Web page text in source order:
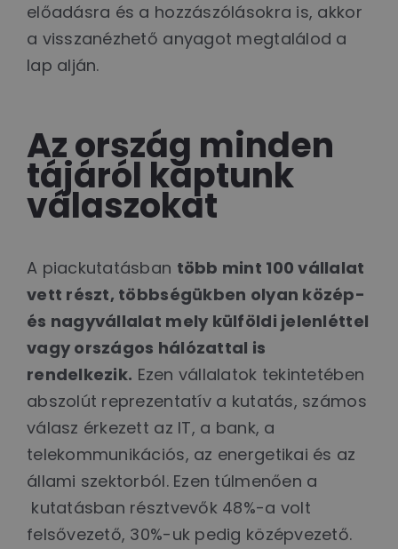
előadásra és a hozzászólásokra is, akkor
a visszanézhető anyagot megtalálod a
lap alján.
Az ország minden
tájáról kaptunk
válaszokat
A piackutatásban több mint 100 vállalat
vett részt, többségükben olyan közép-
és nagyvállalat mely külföldi jelenléttel
vagy országos hálózattal is
rendelkezik. Ezen vállalatok tekintetében
abszolút reprezentatív a kutatás, számos
válasz érkezett az IT, a bank, a
telekommunikációs, az energetikai és az
állami szektorból. Ezen túlmenően a
kutatásban résztvevők 48%-a volt
felsővezető, 30%-uk pedig középvezető.